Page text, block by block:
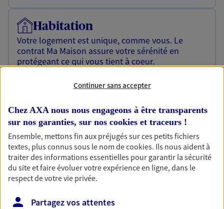
Habitation
Votre logement est unique, comme vous. Le
contrat Ma Maison assure votre sérénité en
protégeant ce qui vous tient à coeur.
Découvrir l'offre Habitation
Garantie Accidents de la Vie
Bricoleuse, féru de jardinage, pâtissier en herbe
ou grande lectrice… personne n'est à l'abri d'un
accident du quotidien. Avec Ma Protection
Accident, protégez votre qualité de vie et vos
revenus.
Continuer sans accepter
Chez AXA nous nous engageons à être transparents
sur nos garanties, sur nos cookies et traceurs !
Ensemble, mettons fin aux préjugés sur ces petits fichiers
textes, plus connus sous le nom decookies. Ils nous aident à
traiter des informations essentielles pour garantir la sécurité
du site et faire évoluer votre expérience en ligne, dans le
respect de votre vie privée.
Partagez vos attentes